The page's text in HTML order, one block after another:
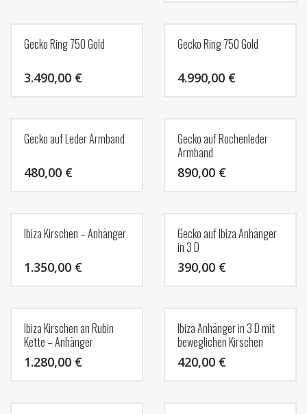
Gecko Ring 750 Gold
3.490,00 €
Gecko Ring 750 Gold
4.990,00 €
Gecko auf Leder Armband
480,00 €
Gecko auf Rochenleder
Armband
890,00 €
Ibiza Kirschen – Anhänger
1.350,00 €
Gecko auf Ibiza Anhänger
in 3 D
390,00 €
Ibiza Kirschen an Rubin
Kette – Anhänger
1.280,00 €
Ibiza Anhänger in 3 D mit
beweglichen Kirschen
420,00 €